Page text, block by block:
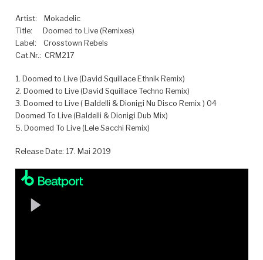
Artist:
Mokadelic
Title:
Doomed to Live (Remixes)
Label:
Crosstown Rebels
Cat.Nr.: CRM217
1. Doomed to Live (David Squillace Ethnik Remix)
2. Doomed to Live (David Squillace Techno Remix)
3. Doomed to Live ( Baldelli & Dionigi Nu Disco Remix ) 04
Doomed To Live (Baldelli & Dionigi Dub Mix)
5. Doomed To Live (Lele Sacchi Remix)
Release Date: 17. Mai 2019